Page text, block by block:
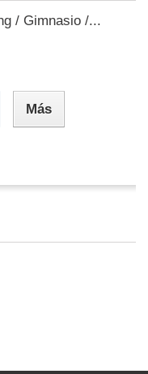
/ Gimnasio /...
Más